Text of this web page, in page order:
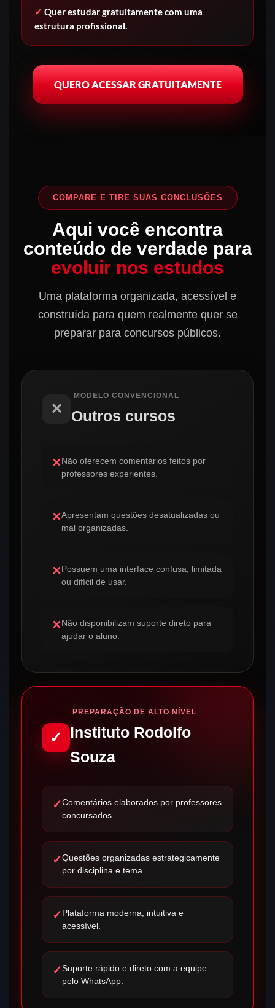
✓ Quer estudar gratuitamente com uma
estrutura profissional.
QUERO ACESSAR GRATUITAMENTE
COMPARE E TIRE SUAS CONCLUSÕES
Aqui você encontra
conteúdo de verdade para
evoluir nos estudos
Uma plataforma organizada, acessível e
construída para quem realmente quer se
preparar para concursos públicos.
✕
MODELO CONVENCIONAL
Outros cursos
✕Não oferecem comentários feitos por
professores experientes.
✕Apresentam questões desatualizadas ou
mal organizadas.
✕Possuem uma interface confusa, limitada
ou difícil de usar.
✕Não disponibilizam suporte direto para
ajudar o aluno.
✓
PREPARAÇÃO DE ALTO NÍVEL
Instituto Rodolfo
Souza
✓Comentários elaborados por professores
concursados.
✓Questões organizadas estrategicamente
por disciplina e tema.
✓Plataforma moderna, intuitiva e
acessível.
✓Suporte rápido e direto com a equipe
pelo WhatsApp.